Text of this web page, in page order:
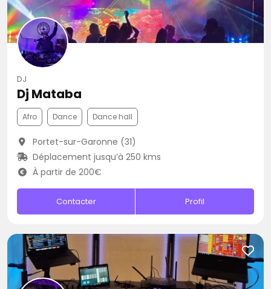
DJ
Dj Mataba
Afro Dance Dance hall
Portet-sur-Garonne (31)
Déplacement jusqu’à 250 kms
À partir de 200€
Contacter Profil